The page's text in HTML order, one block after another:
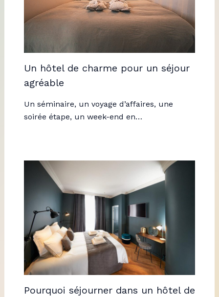
Un hôtel de charme pour un séjour
agréable
Un séminaire, un voyage d’affaires, une
soirée étape, un week-end en…
Pourquoi séjourner dans un hôtel de